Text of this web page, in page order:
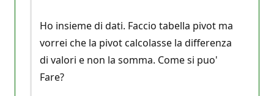
Ho insieme di dati. Faccio tabella pivot ma
vorrei che la pivot calcolasse la differenza
di valori e non la somma. Come si puo'
Fare?